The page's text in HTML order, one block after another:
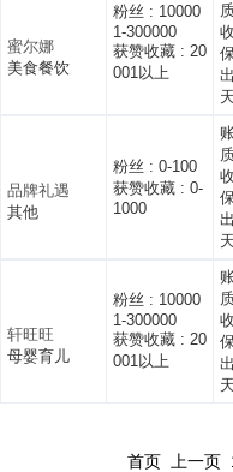
蜜尔娜
美食餐饮
粉丝 : 10000
1-300000
获赞收藏 : 20
001以上
品牌礼遇
其他
粉丝 : 0-100
获赞收藏 : 0-
1000
天
轩旺旺
母婴育儿
粉丝 : 10000
1-300000
获赞收藏 : 20
001以上
首页 上一页